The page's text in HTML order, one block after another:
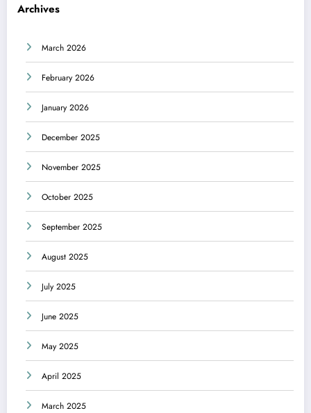
Archives
March 2026
February 2026
January 2026
December 2025
November 2025
October 2025
September 2025
August 2025
July 2025
June 2025
May 2025
April 2025
March 2025